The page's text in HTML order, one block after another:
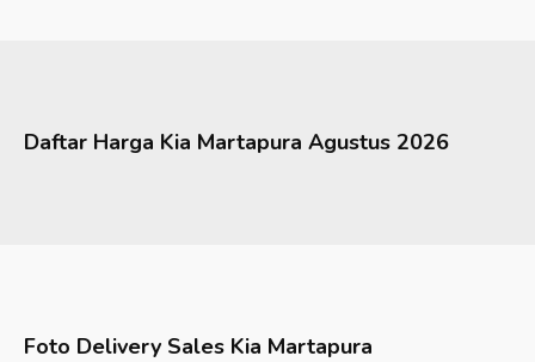
Daftar Harga Kia Martapura Agustus 2026
Foto Delivery Sales Kia Martapura